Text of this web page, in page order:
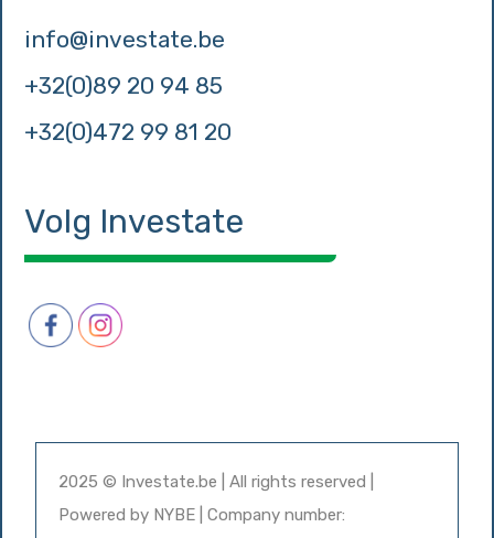
info@investate.be
+32(0)89 20 94 85
+32(0)472 99 81 20
Volg Investate
2025 © Investate.be | All rights reserved |
Powered by NYBE | Company number: